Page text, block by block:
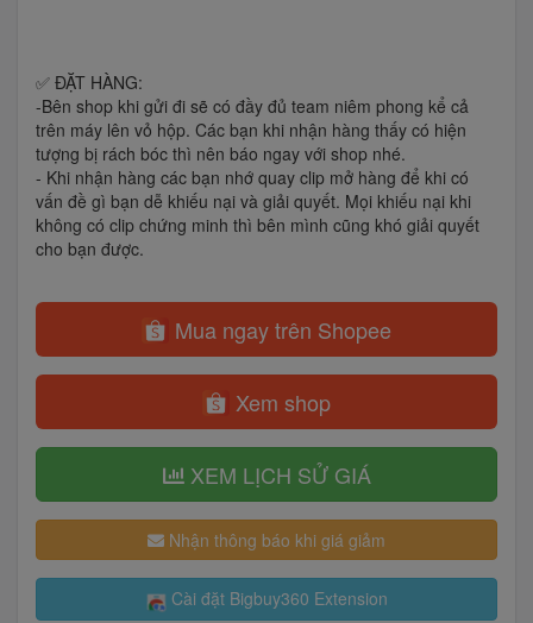
✅ ĐẶT HÀNG:
-Bên shop khi gửi đi sẽ có đầy đủ team niêm phong kể cả
trên máy lên vỏ hộp. Các bạn khi nhận hàng thấy có hiện
tượng bị rách bóc thì nên báo ngay với shop nhé.
- Khi nhận hàng các bạn nhớ quay clip mở hàng để khi có
vấn đề gì bạn dễ khiếu nại và giải quyết. Mọi khiếu nại khi
không có clip chứng minh thì bên mình cũng khó giải quyết
cho bạn được.
Mua ngay trên Shopee
Xem shop
XEM LỊCH SỬ GIÁ
Nhận thông báo khi giá giảm
Cài đặt Bigbuy360 Extension